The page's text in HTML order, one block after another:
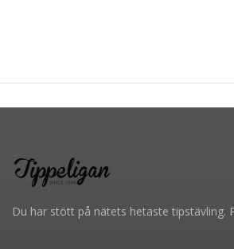
Du har stött på nätets hetaste tipstävling.